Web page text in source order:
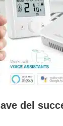
del